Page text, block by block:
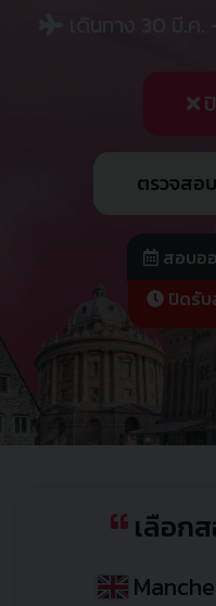
ตรวจสอ
สอบอ
ปิดรับ
เลือก